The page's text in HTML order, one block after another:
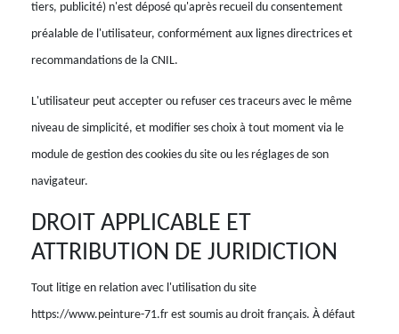
tiers, publicité) n'est déposé qu'après recueil du consentement
préalable de l'utilisateur, conformément aux lignes directrices et
recommandations de la CNIL.
L'utilisateur peut accepter ou refuser ces traceurs avec le même
niveau de simplicité, et modifier ses choix à tout moment via le
module de gestion des cookies du site ou les réglages de son
navigateur.
DROIT APPLICABLE ET
ATTRIBUTION DE JURIDICTION
Tout litige en relation avec l'utilisation du site
https://www.peinture-71.fr est soumis au droit français. À défaut